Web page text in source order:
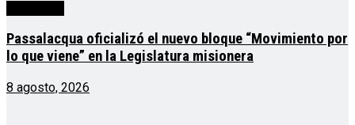
Passalacqua oficializó el nuevo bloque “Movimiento por
lo que viene” en la Legislatura misionera
8 agosto, 2026